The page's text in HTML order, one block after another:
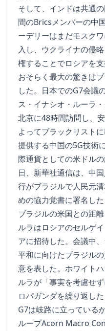
そして、インドは共通
間のBricsメンバーの中
ーデリーはまだモスク
入し、ウクライナの侵
権することでロシアを支
おそらく最大の驚きは
した。日本でのG7会議
ス・イナシオ・ルーラ
北京に48時間訪問し、
よってブラックリスト
提供する中国の5G技術
際通貨としての米ドル
日、新華社通信は、中
行がブラジルで人民元
めの協力覚書に署名した
ブラジルの米国との距
ルラはロシアのセルゲ
アに招待した。会議中
平和に向けたブラジル
意を表した。ホワイト
ルラが「事実を考慮せ
ロパガンダを繰り返した
G7は岐路に立っている
ループAcorn Macro